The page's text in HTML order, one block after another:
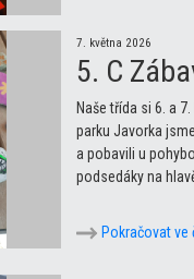
7. května 2026
5. C
Naše třída si 6. a
parku Javorka
a pobavili u
podsedáky na
Pokračovat ve